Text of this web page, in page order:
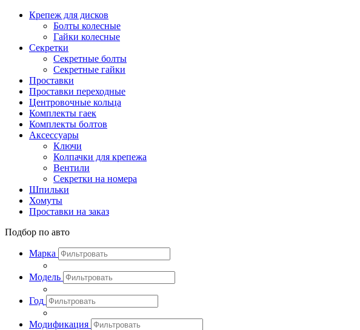
Крепеж для дисков
Болты колесные
Гайки колесные
Секретки
Секретные болты
Секретные гайки
Проставки
Проставки переходные
Центровочные кольца
Комплекты гаек
Комплекты болтов
Аксессуары
Ключи
Колпачки для крепежа
Вентили
Секретки на номера
Шпильки
Хомуты
Проставки на заказ
Подбор по авто
Марка
Модель
Год
Модификация